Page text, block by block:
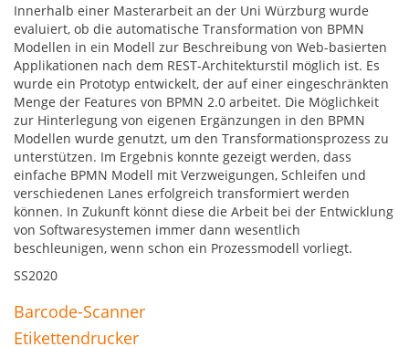
Innerhalb einer Masterarbeit an der Uni Würzburg wurde
evaluiert, ob die automatische Transformation von BPMN
Modellen in ein Modell zur Beschreibung von Web-basierten
Applikationen nach dem REST-Architekturstil möglich ist. Es
wurde ein Prototyp entwickelt, der auf einer eingeschränkten
Menge der Features von BPMN 2.0 arbeitet. Die Möglichkeit
zur Hinterlegung von eigenen Ergänzungen in den BPMN
Modellen wurde genutzt, um den Transformationsprozess zu
unterstützen. Im Ergebnis konnte gezeigt werden, dass
einfache BPMN Modell mit Verzweigungen, Schleifen und
verschiedenen Lanes erfolgreich transformiert werden
können. In Zukunft könnt diese die Arbeit bei der Entwicklung
von Softwaresystemen immer dann wesentlich
beschleunigen, wenn schon ein Prozessmodell vorliegt.
SS2020
Barcode-Scanner
Etikettendrucker